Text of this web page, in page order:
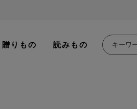
贈りもの 読みもの